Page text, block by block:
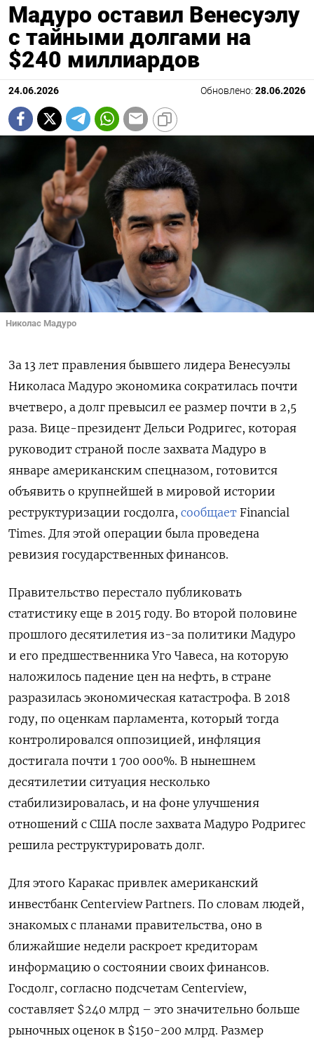
Мадуро оставил Венесуэлу
с тайными долгами на
$240 миллиардов
24.06.2026 Обновлено: 28.06.2026
Николас Мадуро
За 13 лет правления бывшего лидера Венесуэлы
Николаса Мадуро экономика сократилась почти
вчетверо, а долг превысил ее размер почти в 2,5
раза. Вице-президент Дельси Родригес, которая
руководит страной после захвата Мадуро в
январе американским спецназом, готовится
объявить о крупнейшей в мировой истории
реструктуризации госдолга, сообщает Financial
Times. Для этой операции была проведена
ревизия государственных финансов.
Правительство перестало публиковать
статистику еще в 2015 году. Во второй половине
прошлого десятилетия из-за политики Мадуро
и его предшественника Уго Чавеса, на которую
наложилось падение цен на нефть, в стране
разразилась экономическая катастрофа. В 2018
году, по оценкам парламента, который тогда
контролировался оппозицией, инфляция
достигала почти 1 700 000%. В нынешнем
десятилетии ситуация несколько
стабилизировалась, и на фоне улучшения
отношений с США после захвата Мадуро Родригес
решила реструктурировать долг.
Для этого Каракас привлек американский
инвестбанк Centerview Partners. По словам людей,
знакомых с планами правительства, оно в
ближайшие недели раскроет кредиторам
информацию о состоянии своих финансов.
Госдолг, согласно подсчетам Centerview,
составляет $240 млрд – это значительно больше
рыночных оценок в $150-200 млрд. Размер